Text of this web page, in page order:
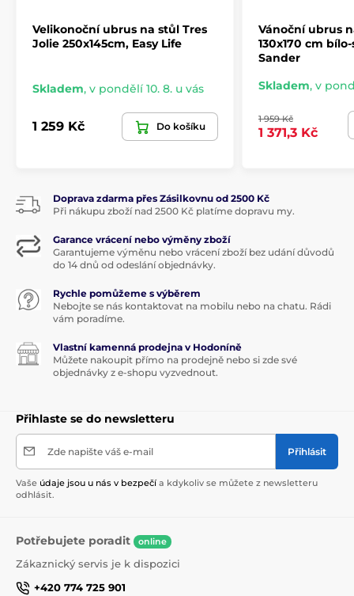
Velikonoční ubrus na stůl Tres
Jolie 250x145cm, Easy Life
Skladem, v pondělí 10. 8. u vás
1 259 Kč Do košíku
Vánoční ubrus
130x170 cm
Sander
Skladem, v
1 959 Kč
1 371,3 Kč
Doprava zdarma přes Zásilkovnu od 2500 Kč
Při nákupu zboží nad 2500 Kč platíme dopravu my.
Garance vrácení nebo výměny zboží
Garantujeme výměnu nebo vrácení zboží bez udání důvodů
do 14 dnů od odeslání objednávky.
Rychle pomůžeme s výběrem
Nebojte se nás kontaktovat na mobilu nebo na chatu. Rádi
vám poradíme.
Vlastní kamenná prodejna v Hodoníně
Můžete nakoupit přímo na prodejně nebo si zde své
objednávky z e-shopu vyzvednout.
Přihlaste se do newsletteru
Zde napište váš e-mail Přihlásit
Vaše údaje jsou u nás v bezpečí a kdykoliv se můžete z newsletteru
odhlásit.
Potřebujete poradit online
Zákaznický servis je k dispozici
+420 774 725 901